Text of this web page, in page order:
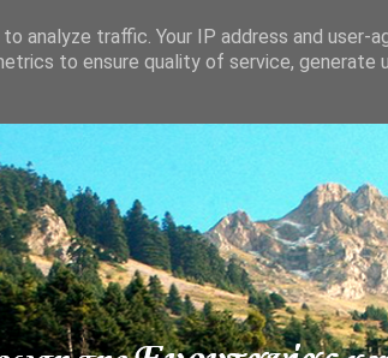
analyze traffic. Your IP address and user-
to ensure quality of service, generate